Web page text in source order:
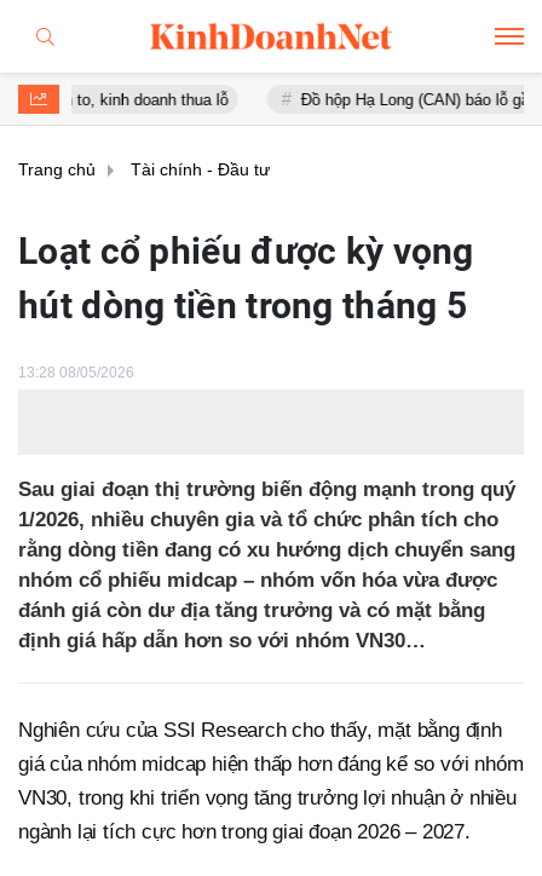
to, kinh doanh thua lỗ Đồ hộp Hạ Long (CAN) báo lỗ gần 16 tỷ
Trang chủ Tài chính - Đầu tư
Loạt cổ phiếu được kỳ vọng
hút dòng tiền trong tháng 5
13:28 08/05/2026
Sau giai đoạn thị trường biến động mạnh trong quý
1/2026, nhiều chuyên gia và tổ chức phân tích cho
rằng dòng tiền đang có xu hướng dịch chuyển sang
nhóm cổ phiếu midcap – nhóm vốn hóa vừa được
đánh giá còn dư địa tăng trưởng và có mặt bằng
định giá hấp dẫn hơn so với nhóm VN30…
Nghiên cứu của SSI Research cho thấy, mặt bằng định
giá của nhóm midcap hiện thấp hơn đáng kể so với nhóm
VN30, trong khi triển vọng tăng trưởng lợi nhuận ở nhiều
ngành lại tích cực hơn trong giai đoạn 2026 – 2027.